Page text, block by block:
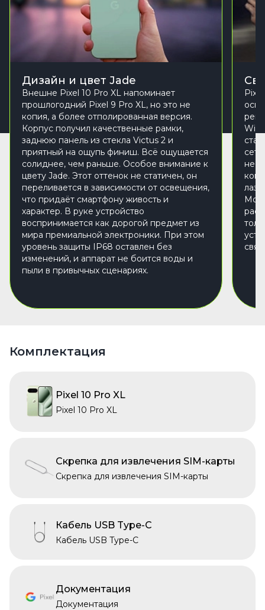
Дизайн и цвет Jade
Внешне Pixel 10 Pro XL напоминает
прошлогодний Pixel 9 Pro XL, но это не
копия, а более отполированная версия.
Корпус получил качественные рамки,
заднюю панель из стекла Victus 2 и
приятный на ощупь финиш. Всё ощущается
солиднее, чем раньше. Особое внимание к
цвету Jade. Этот оттенок не статичен, он
переливается в зависимости от освещения,
что придаёт смартфону живость и
характер. В руке устройство
воспринимается как дорогой предмет из
мира премиальной электроники. При этом
уровень защиты IP68 оставлен без
изменений, и аппарат не боится воды и
пыли в привычных сценариях.
Wi-
Комплектация
Pixel 10 Pro XL
Pixel 10 Pro XL
Скрепка для извлечения SIM-карты
Скрепка для извлечения SIM-карты
Кабель USB Type-C
Кабель USB Type-C
Документация
Документация